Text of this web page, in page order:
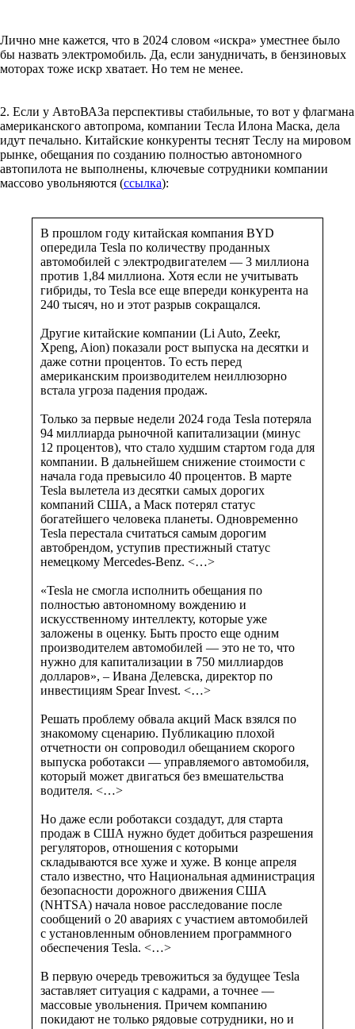
Лично мне кажется, что в 2024 словом «искра» уместнее было
бы назвать электромобиль. Да, если занудничать, в бензиновых
моторах тоже искр хватает. Но тем не менее.
2. Если у АвтоВАЗа перспективы стабильные, то вот у флагмана
американского автопрома, компании Тесла Илона Маска, дела
идут печально. Китайские конкуренты теснят Теслу на мировом
рынке, обещания по созданию полностью автономного
автопилота не выполнены, ключевые сотрудники компании
массово увольняются (ссылка):
В прошлом году китайская компания BYD
опередила Tesla по количеству проданных
автомобилей с электродвигателем — 3 миллиона
против 1,84 миллиона. Хотя если не учитывать
гибриды, то Tesla все еще впереди конкурента на
240 тысяч, но и этот разрыв сокращался.
Другие китайские компании (Li Auto, Zeekr,
Xpeng, Aion) показали рост выпуска на десятки и
даже сотни процентов. То есть перед
американским производителем неиллюзорно
встала угроза падения продаж.
Только за первые недели 2024 года Tesla потеряла
94 миллиарда рыночной капитализации (минус
12 процентов), что стало худшим стартом года для
компании. В дальнейшем снижение стоимости с
начала года превысило 40 процентов. В марте
Tesla вылетела из десятки самых дорогих
компаний США, а Маск потерял статус
богатейшего человека планеты. Одновременно
Tesla перестала считаться самым дорогим
автобрендом, уступив престижный статус
немецкому Mercedes-Benz. <…>
«Tesla не смогла исполнить обещания по
полностью автономному вождению и
искусственному интеллекту, которые уже
заложены в оценку. Быть просто еще одним
производителем автомобилей — это не то, что
нужно для капитализации в 750 миллиардов
долларов», – Ивана Делевска, директор по
инвестициям Spear Invest. <…>
Решать проблему обвала акций Маск взялся по
знакомому сценарию. Публикацию плохой
отчетности он сопроводил обещанием скорого
выпуска роботакси — управляемого автомобиля,
который может двигаться без вмешательства
водителя. <…>
Но даже если роботакси создадут, для старта
продаж в США нужно будет добиться разрешения
регуляторов, отношения с которыми
складываются все хуже и хуже. В конце апреля
стало известно, что Национальная администрация
безопасности дорожного движения США
(NHTSA) начала новое расследование после
сообщений о 20 авариях с участием автомобилей
с установленным обновлением программного
обеспечения Tesla. <…>
В первую очередь тревожиться за будущее Tesla
заставляет ситуация с кадрами, а точнее —
массовые увольнения. Причем компанию
покидают не только рядовые сотрудники, но и